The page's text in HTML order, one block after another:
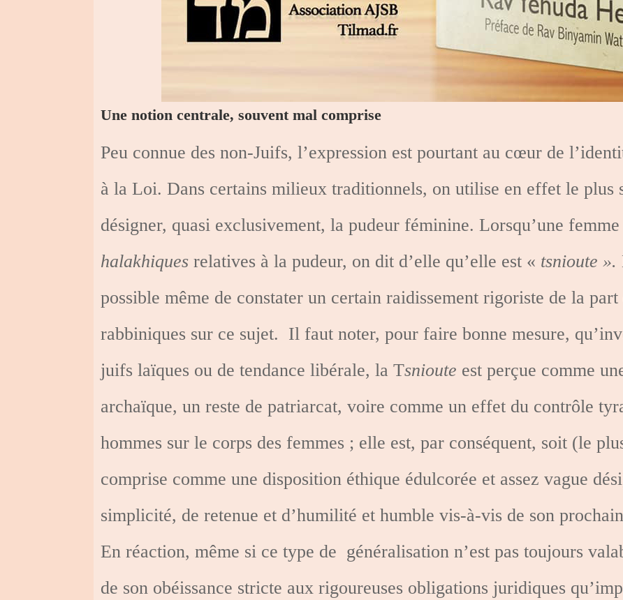
Une notion centrale, souvent mal comprise
Peu connue des non-Juifs, l’expression est pourtant au cœur de
à la Loi. Dans certains milieux traditionnels, on utilise en effet le plus
désigner, quasi exclusivement, la pudeur féminine. Lorsqu’une
halakhiquesrelatives à la pudeur, on dit d’elle qu’elle est « tsnioute ».
possible même de constater un certain raidissement rigoriste de la
rabbiniques sur ce sujet. Il faut noter, pour faire bonne mesure,
juifs laïques ou de tendance libérale, la Tsnioute est perçue comme
archaïque, un reste de patriarcat, voire comme un effet du contrôle
hommes sur le corps des femmes ; elle est, par conséquent, soit (le
comprise comme une disposition éthique édulcorée et assez vague
simplicité, de retenue et d’humilité et humble vis-à-vis de son
En réaction, même si ce type de généralisation n’est pas toujours
de son obéissance stricte aux rigoureuses obligations juridiques